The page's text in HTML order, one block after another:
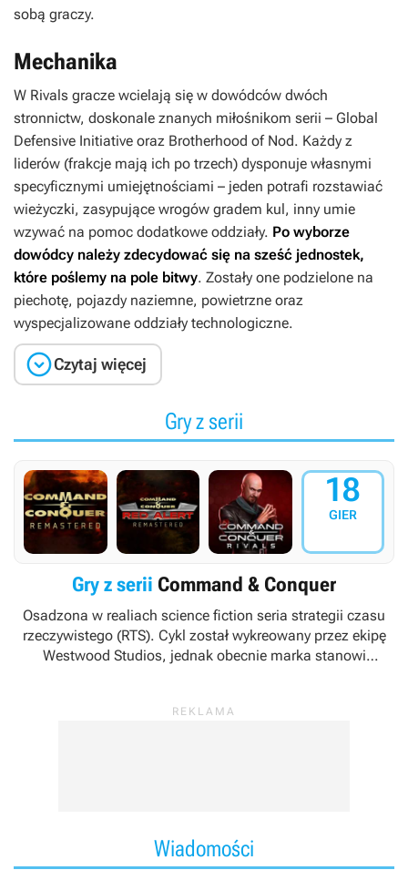
sobą graczy.
Mechanika
W Rivals gracze wcielają się w dowódców dwóch
stronnictw, doskonale znanych miłośnikom serii – Global
Defensive Initiative oraz Brotherhood of Nod. Każdy z
liderów (frakcje mają ich po trzech) dysponuje własnymi
specyficznymi umiejętnościami – jeden potrafi rozstawiać
wieżyczki, zasypujące wrogów gradem kul, inny umie
wzywać na pomoc dodatkowe oddziały. Po wyborze
dowódcy należy zdecydować się na sześć jednostek,
które poślemy na pole bitwy. Zostały one podzielone na
piechotę, pojazdy naziemne, powietrzne oraz
wyspecjalizowane oddziały technologiczne.
Czytaj więcej
Gry z serii
18
GIER
Gry z serii Command & Conquer
Osadzona w realiach science fiction seria strategii czasu
rzeczywistego (RTS). Cykl został wykreowany przez ekipę
Westwood Studios, jednak obecnie marka stanowi
Games i EA Phenomic).
Wiadomości